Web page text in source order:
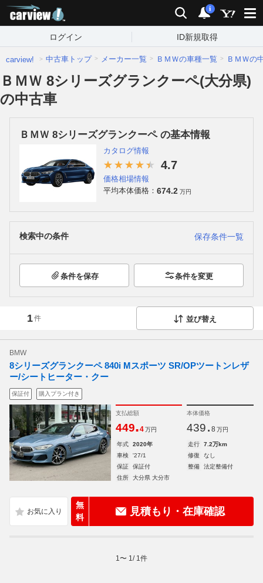
検索 通知
i
ログイン ID新規取得
carview! 中古車トップ メーカー一覧 ＢＭＷの車種一覧 ＢＭＷの
ＢＭＷ 8シリーズグランクーペ(大分県)
の中古車
ＢＭＷ 8シリーズグランクーペ の基本情報
カタログ情報
4.7
価格相場情報
平均本体価格： 674.2 万円
検索中の条件 保存条件一覧
条件を保存 条件を変更
1件 並び替え
BMW
8シリーズグランクーペ 840i Mスポーツ SR/OPツートンレザ
ー/シートヒーター・クー
保証付 購入プラン付き
支払総額
449.4 万円
本体価格
439. 8 万円
年式 2020年 走行
7.2万km
車検
'27/1 修復
なし
保証
保証付 整備
法定整備付
住所
大分県 大分市
無
料
見積もり・在庫確認
1 〜 1 / 1 件